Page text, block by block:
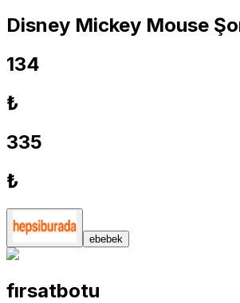
Disney Mickey Mouse
134
₺
335
₺
ebebek
fırsatbotu